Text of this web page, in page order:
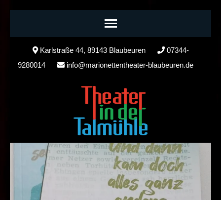
Karlstraße 44, 89143 Blaubeuren
07344-
9280014
info@marionettentheater-blaubeuren.de